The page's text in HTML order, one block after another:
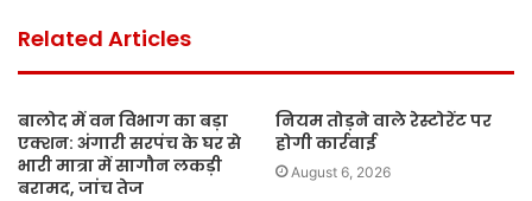
Related Articles
बालोद में वन विभाग का बड़ा
एक्शन: अंगारी सरपंच के घर से
भारी मात्रा में सागौन लकड़ी
बरामद, जांच तेज
नियम तोड़ने वाले रेस्टोरेंट पर
होगी कार्रवाई
August 6, 2026